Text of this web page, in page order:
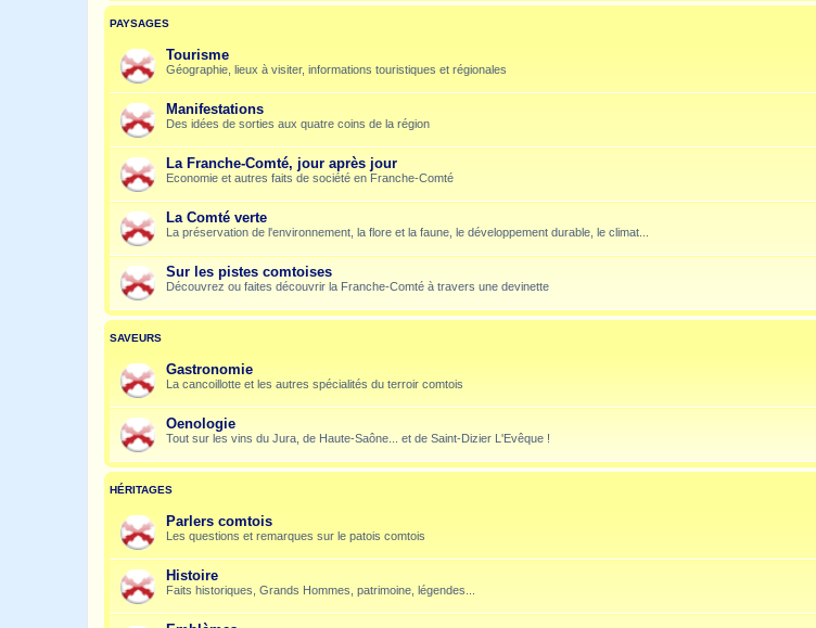
PAYSAGES
Tourisme
Géographie, lieux à visiter, informations touristiques et régionales
Manifestations
Des idées de sorties aux quatre coins de la région
La Franche-Comté, jour après jour
Economie et autres faits de société en Franche-Comté
La Comté verte
La préservation de l'environnement, la flore et la faune, le développement durable, le climat...
Sur les pistes comtoises
Découvrez ou faites découvrir la Franche-Comté à travers une devinette
SAVEURS
Gastronomie
La cancoillotte et les autres spécialités du terroir comtois
Oenologie
Tout sur les vins du Jura, de Haute-Saône... et de Saint-Dizier L'Evêque !
HÉRITAGES
Parlers comtois
Les questions et remarques sur le patois comtois
Histoire
Faits historiques, Grands Hommes, patrimoine, légendes...